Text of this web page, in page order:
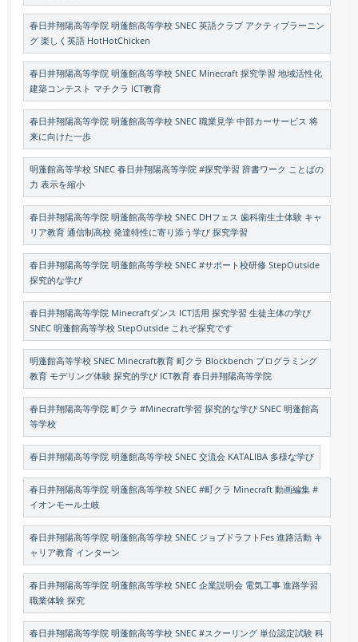
春日井翔陽高等学院 明蓬館高等学校 SNEC 英語クラブ アクティブラーニン
グ 楽しく英語 HotHotChicken
春日井翔陽高等学院 明蓬館高等学校 SNEC Minecraft 探究学習 地域活性化
建築コンテスト マチクラ ICT教育
春日井翔陽高等学院 明蓬館高等学校 SNEC 職業見学 中部カーサービス 将
来に向けた一歩
明蓬館高等学校 SNEC 春日井翔陽高等学院 #探究学習 辞書ワーク ことばの
力 表示を縮小
春日井翔陽高等学院 明蓬館高等学校 SNEC DHフェス 歯科衛生士体験 キャ
リア教育 通信制高校 発達特性に寄り添う学び 探究学習
春日井翔陽高等学院 明蓬館高等学校 SNEC #サポート校研修 StepOutside
探究的な学び
春日井翔陽高等学院 Minecraftダンス ICT活用 探究学習 生徒主体の学び
SNEC 明蓬館高等学校 StepOutside これぞ探究です
明蓬館高等学校 SNEC Minecraft教育 町クラ Blockbench プログラミング
教育 モデリング体験 探究的学び ICT教育 春日井翔陽高等学院
春日井翔陽高等学院 町クラ #Minecraft学習 探究的な学び SNEC 明蓬館高
等学校
春日井翔陽高等学院 明蓬館高等学校 SNEC 交流会 KATALIBA 多様な学び
春日井翔陽高等学院 明蓬館高等学校 SNEC #町クラ Minecraft 動画編集 #
イオンモール土岐
春日井翔陽高等学院 明蓬館高等学校 SNEC ジョブドラフトFes 進路活動 キ
ャリア教育 インターン
春日井翔陽高等学院 明蓬館高等学校 SNEC 企業説明会 電気工事 進路学習
職業体験 探究
春日井翔陽高等学院 明蓬館高等学校 SNEC #スクーリング 単位認定試験 科